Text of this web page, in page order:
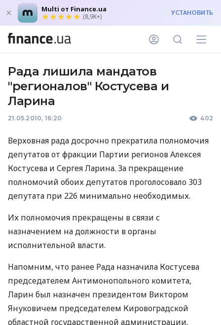
Multi от Finance.ua
(8,9K+) УСТАНОВИТЬ
Рада лишила мандатов
"регионалов" Костусева и
Ларина
21.05.2010, 16:20 402
Верховная рада досрочно прекратила полномочия
депутатов от фракции Партии регионов Алексея
Костусева и Сергея Ларина. За прекращение
полномочий обоих депутатов проголосовало 303
депутата при 226 минимально необходимых.
Их полномочия прекращены в связи с
назначением на должности в органы
исполнительной власти.
Напомним, что ранее Рада назначила Костусева
председателем Антимонопольного комитета,
Ларин был назначен президентом Виктором
Януковичем председателем Кировоградской
областной государственной администрации.